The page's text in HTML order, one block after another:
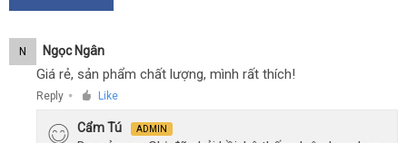
N Ngọc Ngân
Giá rẻ, sản phẩm chất lượng, mình rất thích!
Reply ● Like
Cẩm Tú ADMIN